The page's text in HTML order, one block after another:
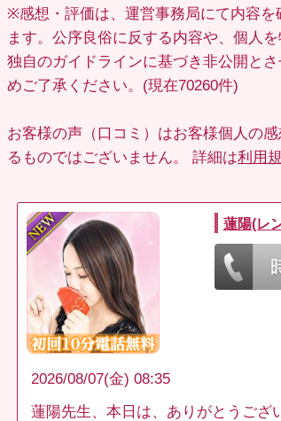
※感想・評価は、運営事務局にて内容
ます。公序良俗に反する内容や、個人
独自のガイドラインに基づき非公開と
めご了承ください。(現在70260件)
お客様の声（口コミ）はお客様個人の
るものではございません。 詳細は利用
蓮陽(レ
2026/08/07(金) 08:35
蓮陽先生、本日は、ありがとうござ